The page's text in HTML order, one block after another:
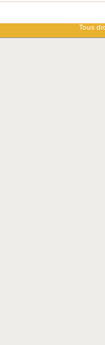
Tous